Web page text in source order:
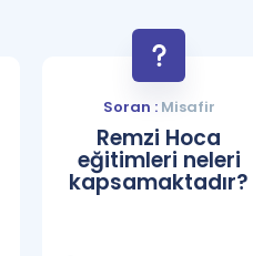
Soran :Misafir
Remzi Hoca
eğitimleri neleri
kapsamaktadır?